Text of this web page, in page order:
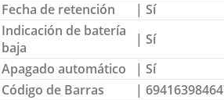
Fecha de retención
| Sí
Indicación de batería
baja
| Sí
Apagado automático
| Sí
Código de Barras
|